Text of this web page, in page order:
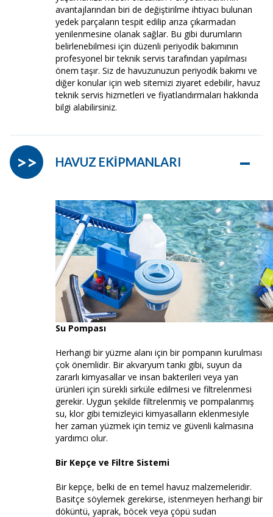
avantajlarından biri de değiştirilme ihtiyacı bulunan
yedek parçaların tespit edilip arıza çıkarmadan
yenilenmesine olanak sağlar. Bu gibi durumların
belirlenebilmesi için düzenli periyodik bakımının
profesyonel bir teknik servis tarafından yapılması
önem taşır. Siz de havuzunuzun periyodik bakımı ve
diğer konular için web sitemizi ziyaret edebilir, havuz
teknik servis hizmetleri ve fiyatlandırmaları hakkında
bilgi alabilirsiniz.
HAVUZ EKİPMANLARI –
>>
Su Pompası
Herhangi bir yüzme alanı için bir pompanın kurulması
çok önemlidir. Bir akvaryum tankı gibi, suyun da
zararlı kimyasallar ve insan bakterileri veya yan
ürünleri için sürekli sirküle edilmesi ve filtrelenmesi
gerekir. Uygun şekilde filtrelenmiş ve pompalanmış
su, klor gibi temizleyici kimyasalların eklenmesiyle
her zaman yüzmek için temiz ve güvenli kalmasına
yardımcı olur.
Bir Kepçe ve Filtre Sistemi
Bir kepçe, belki de en temel havuz malzemeleridir.
Basitçe söylemek gerekirse, istenmeyen herhangi bir
döküntü, yaprak, böcek veya çöpü sudan